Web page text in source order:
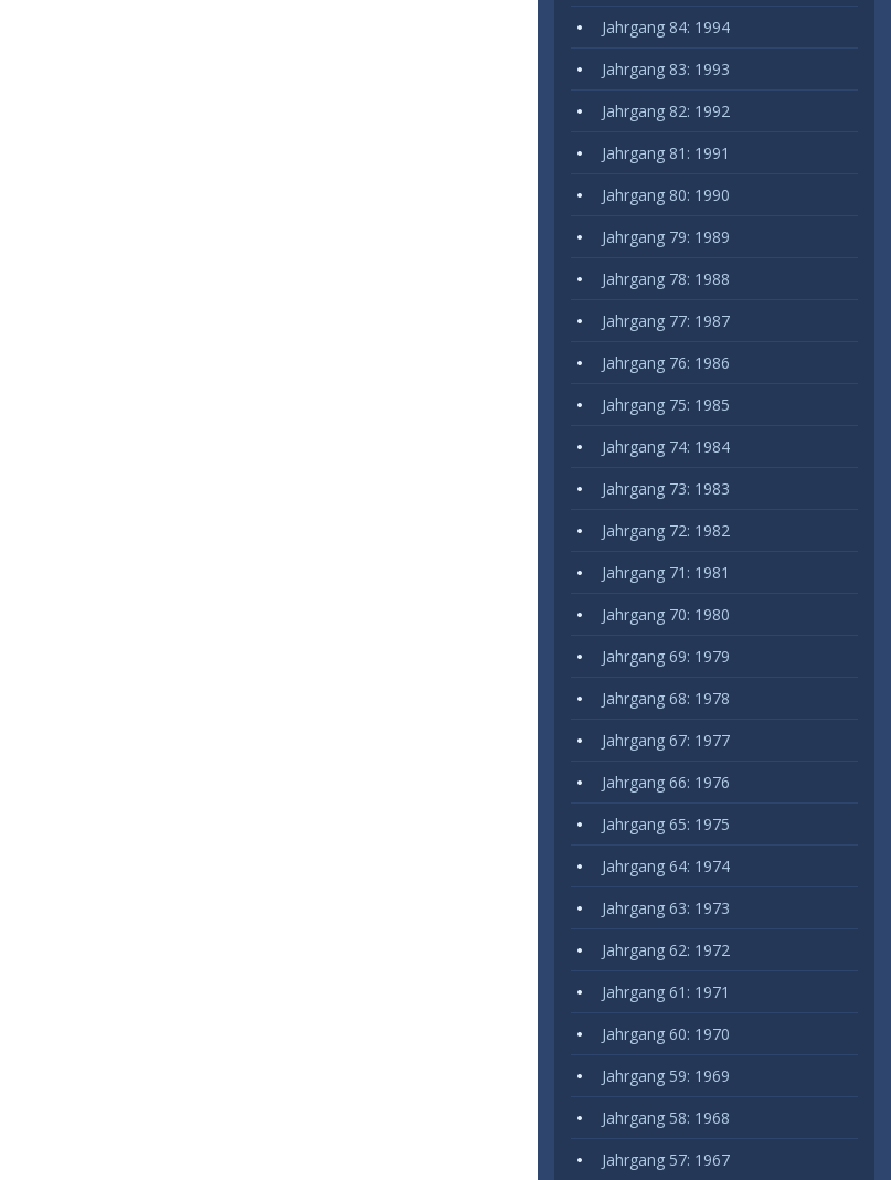
Jahrgang 84: 1994
Jahrgang 83: 1993
Jahrgang 82: 1992
Jahrgang 81: 1991
Jahrgang 80: 1990
Jahrgang 79: 1989
Jahrgang 78: 1988
Jahrgang 77: 1987
Jahrgang 76: 1986
Jahrgang 75: 1985
Jahrgang 74: 1984
Jahrgang 73: 1983
Jahrgang 72: 1982
Jahrgang 71: 1981
Jahrgang 70: 1980
Jahrgang 69: 1979
Jahrgang 68: 1978
Jahrgang 67: 1977
Jahrgang 66: 1976
Jahrgang 65: 1975
Jahrgang 64: 1974
Jahrgang 63: 1973
Jahrgang 62: 1972
Jahrgang 61: 1971
Jahrgang 60: 1970
Jahrgang 59: 1969
Jahrgang 58: 1968
Jahrgang 57: 1967